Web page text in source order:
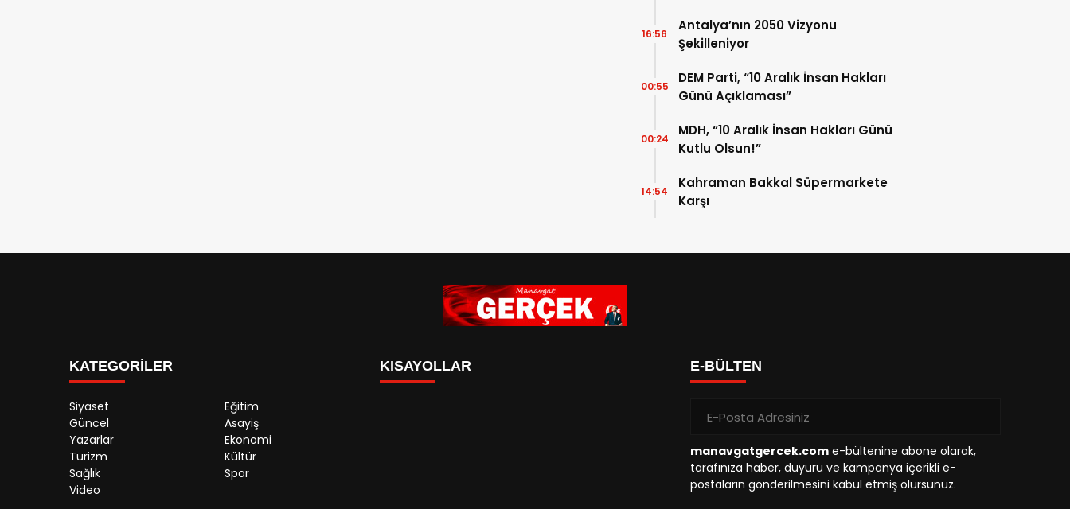
Antalya’nın 2050 Vizyonu
Şekilleniyor
16:56
DEM Parti, “10 Aralık İnsan Hakları
Günü Açıklaması”
00:55
MDH, “10 Aralık İnsan Hakları Günü
Kutlu Olsun!”
00:24
Kahraman Bakkal Süpermarkete
Karşı
14:54
KATEGORİLER
Siyaset
Eğitim
Güncel
Asayiş
Yazarlar
Ekonomi
Turizm
Kültür
Sağlık
Spor
Video
KISAYOLLAR E-BÜLTEN
manavgatgercek.com e-bültenine abone olarak,
tarafınıza haber, duyuru ve kampanya içerikli e-
postaların gönderilmesini kabul etmiş olursunuz.